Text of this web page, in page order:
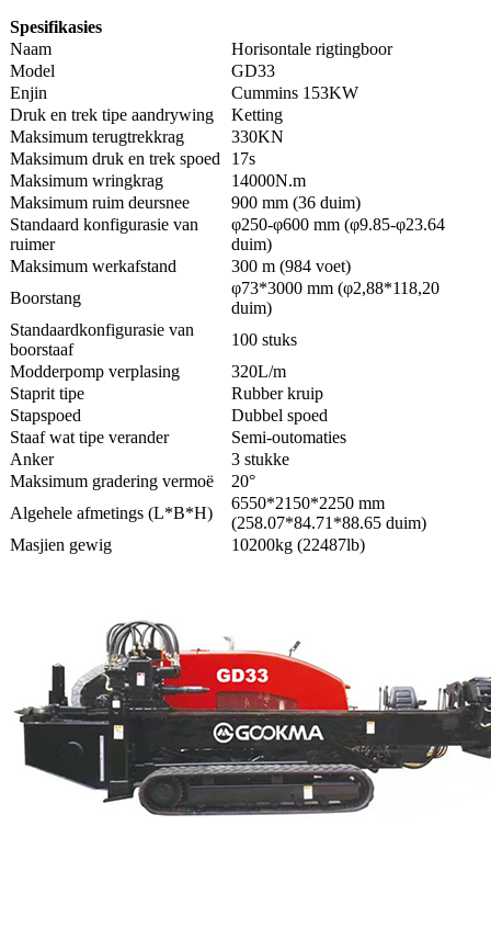
Spesifikasies
Naam
Horisontale rigtingboor
Model
GD33
Enjin
Cummins 153KW
Druk en trek tipe aandrywing
Ketting
Maksimum terugtrekkrag
330KN
Maksimum druk en trek spoed
17s
Maksimum wringkrag
14000N.m
Maksimum ruim deursnee
900 mm (36 duim)
Standaard konfigurasie van
ruimer
φ250-φ600 mm (φ9.85-φ23.64
duim)
Maksimum werkafstand
300 m (984 voet)
Boorstang
φ73*3000 mm (φ2,88*118,20
duim)
Standaardkonfigurasie van
boorstaaf
100 stuks
Modderpomp verplasing
320L/m
Staprit tipe
Rubber kruip
Stapspoed
Dubbel spoed
Staaf wat tipe verander
Semi-outomaties
Anker
3 stukke
Maksimum gradering vermoë
20°
Algehele afmetings (L*B*H)
6550*2150*2250 mm
(258.07*84.71*88.65 duim)
Masjien gewig
10200kg (22487lb)